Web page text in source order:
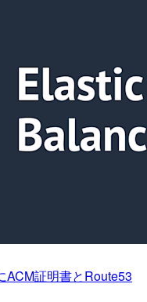
証明書とRoute53